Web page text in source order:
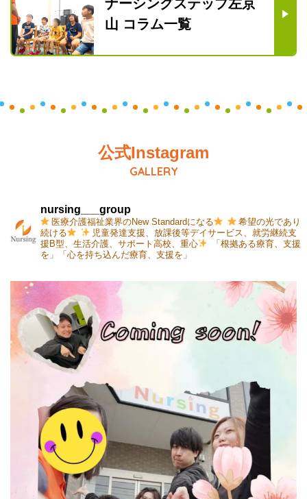
ナーシングステップ左京
山 コラム一覧
公式Instagram
GALLERY
nursing___group
医療介護福祉業界のNew Standardになる
希望の光であり
続ける
児童発達支援、放課後等デイサービス、就労継続支
援B型、生活介護、サポート高校、重心
「根拠ある療育、支援
を」「心を持ち込んだ療育、支援を」